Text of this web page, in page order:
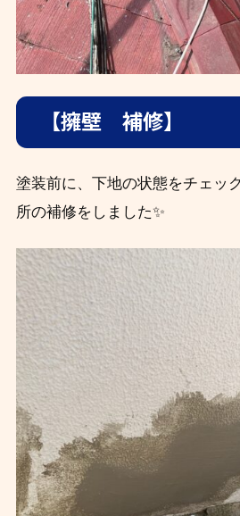
【擁壁 補修】
塗装前に、下地の状態をチェッ
所の補修をしました✨